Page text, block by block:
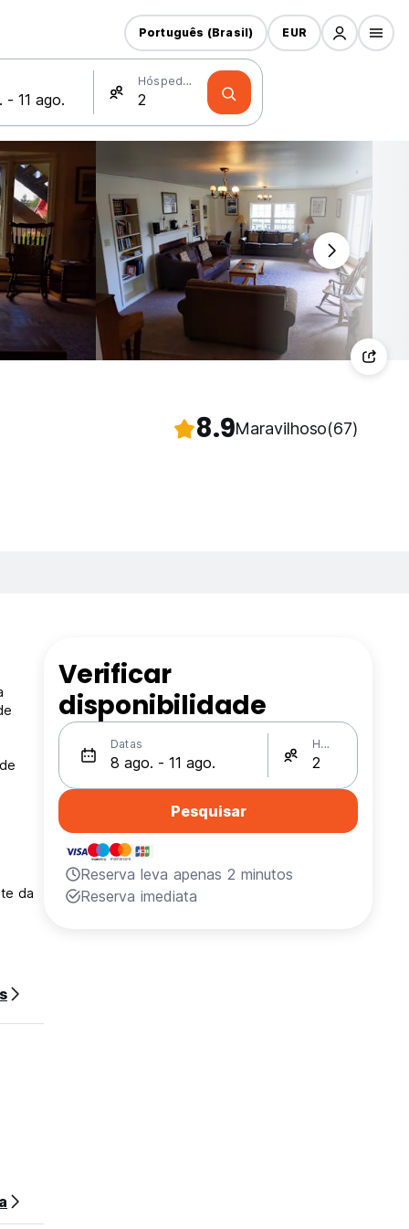
Hóspedes
Português (Brasil) EUR
8.9Maravilhoso(67)
da
Verificar
disponibilidade
Datas Hóspedes
Pesquisar
Reserva leva apenas 2 minutos
Reserva imediata